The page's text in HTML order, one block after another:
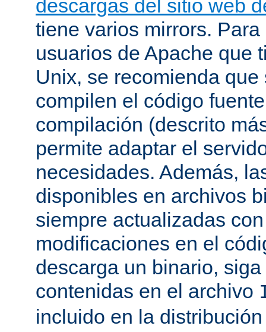
descargas del sitio web
tiene varios mirrors.
usuarios de Apache que
Unix, se recomienda
compilen el código
compilación (descrito
permite adaptar el
necesidades. Además,
disponibles en archivos
siempre actualizadas
modificaciones en el
descarga un binario,
contenidas en el archivo
incluido en la distribución